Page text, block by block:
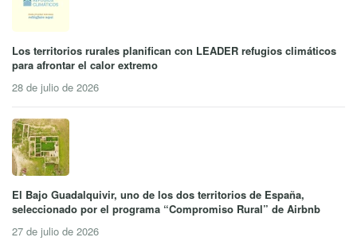
Los territorios rurales planifican con LEADER refugios climáticos
para afrontar el calor extremo
28 de julio de 2026
El Bajo Guadalquivir, uno de los dos territorios de España,
seleccionado por el programa “Compromiso Rural” de Airbnb
27 de julio de 2026